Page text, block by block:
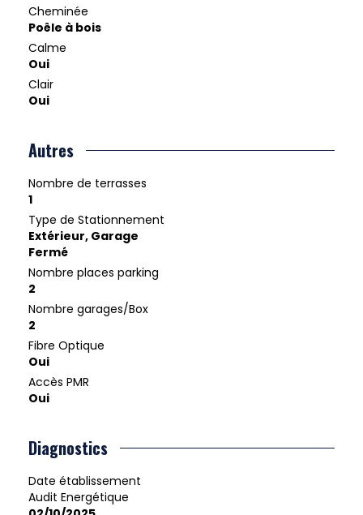
Cheminée
Poêle à bois
Calme
Oui
Clair
Oui
Autres
Nombre de terrasses
1
Type de Stationnement
Extérieur, Garage
Fermé
Nombre places parking
2
Nombre garages/Box
2
Fibre Optique
Oui
Accès PMR
Oui
Diagnostics
Date établissement
Audit Energétique